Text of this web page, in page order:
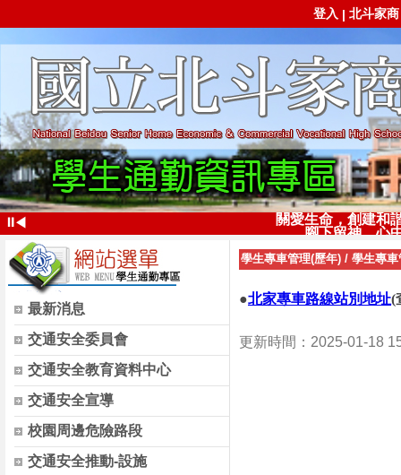
登入 | 北斗家商
⏸◀
關愛生命，創建和
腳下留神，心
最新消息
交通安全委員會
交通安全教育資料中心
交通安全宣導
校園周邊危險路段
交通安全推動-設施
學生專車管理(歷年) / 學生專車
●北家專車路線站別地址(
更新時間：2025-01-18